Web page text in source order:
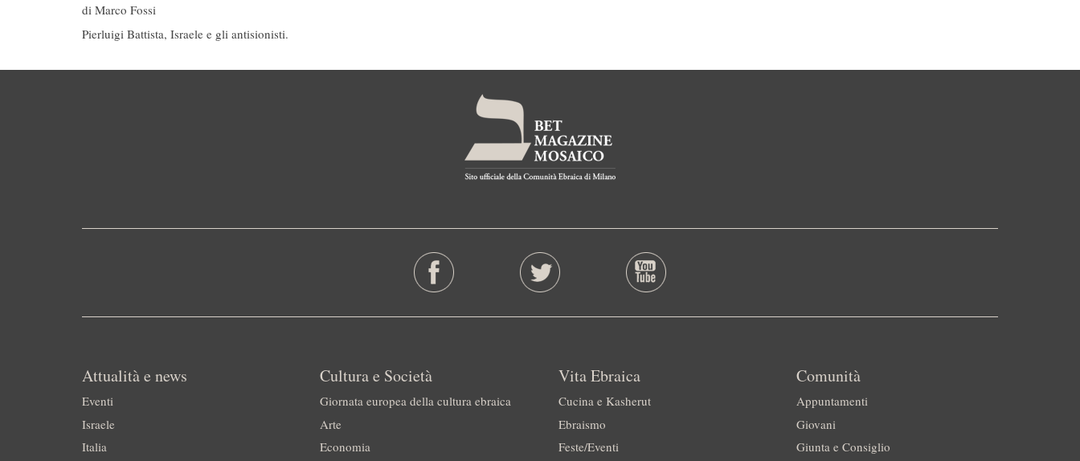
di Marco Fossi
Pierluigi Battista, Israele e gli antisionisti.
Attualità e news
Eventi
Israele
Italia
Cultura e Società
Giornata europea della cultura ebraica
Arte
Economia
Vita Ebraica
Cucina e Kasherut
Ebraismo
Feste/Eventi
Comunità
Appuntamenti
Giovani
Giunta e Consiglio